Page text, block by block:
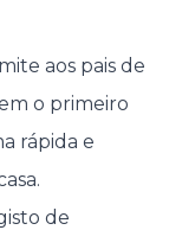
aos pais de
o primeiro
rápida e
de